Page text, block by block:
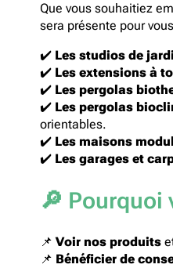
Que vous souhaitiez
sera présente pour
✔️ Les studios de
✔️ Les extensions à
✔️ Les pergolas
✔️ Les pergolas
orientables.
✔️ Les maisons
✔️ Les garages et
🔎 Pourquoi
📌Voir nos produits
📌 Bénéficier de